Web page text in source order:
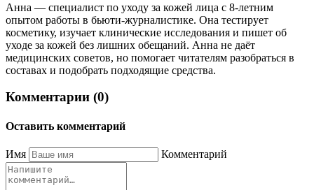
Анна — специалист по уходу за кожей лица с 8-летним
опытом работы в бьюти-журналистике. Она тестирует
косметику, изучает клинические исследования и пишет об
уходе за кожей без лишних обещаний. Анна не даёт
медицинских советов, но помогает читателям разобраться в
составах и подобрать подходящие средства.
Комментарии (0)
Оставить комментарий
Имя Комментарий